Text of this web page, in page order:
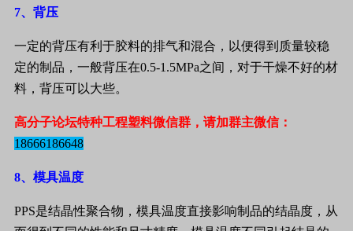
7、背压
一定的背压有利于胶料的排气和混合，以便得到质量较稳
定的制品，一般背压在0.5-1.5MPa之间，对于干燥不好的材
料，背压可以大些。
高分子论坛特种工程塑料微信群，请加群主微信：
18666186648
8、模具温度
PPS是结晶性聚合物，模具温度直接影响制品的结晶度，从